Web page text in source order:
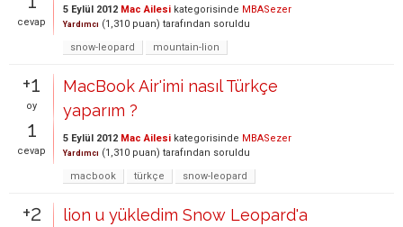
cevap
5 Eylül 2012 Mac Ailesi kategorisinde MBASezer
Yardımcı (1,310 puan) tarafından soruldu
snow-leopard
mountain-lion
+1
oy
1
cevap
MacBook Air'imi nasıl Türkçe
yaparım ?
5 Eylül 2012 Mac Ailesi kategorisinde MBASezer
Yardımcı (1,310 puan) tarafından soruldu
macbook
türkçe snow-leopard
+2
lion u yükledim Snow Leopard'a